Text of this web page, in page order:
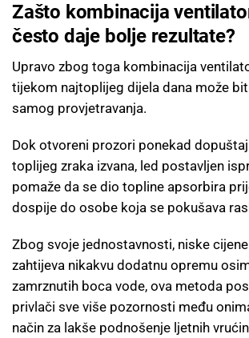
Zašto kombinacija
često daje bolje rezultate?
Upravo zbog toga kombinacija
tijekom najtoplijeg dijela dana može
samog provjetravanja.
Dok otvoreni prozori ponekad
toplijeg zraka izvana, led postavljen
pomaže da se dio topline apsorbira
dospije do osobe koja se pokušava
Zbog svoje jednostavnosti, niske
zahtijeva nikakvu dodatnu opremu
zamrznutih boca vode, ova metoda
privlači sve više pozornosti među
način za lakše podnošenje ljetnih